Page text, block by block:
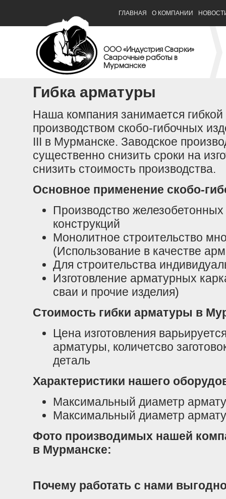
ГЛАВНАЯ О КОМПАНИИ
ООО «Индустрия Сварки»
Сварочные работы в
Мурманске
Гибка арматуры
Наша компания занимается
производством скобо-гибочных
III в Мурманске. Заводское
существенно снизить сроки на
снизить стоимость производства.
Основное применение скобо-
Производство
конструкций
Монолитное строительство
(Использование в качестве
Для строительства
Изготовление арматурных
сваи и прочие изделия)
Стоимость гибки арматуры в
Цена изготовления
арматуры, количетсво
деталь
Характеристики нашего
Максимальный диаметр
Максимальный диаметр
Фото производимых нашей
в Мурманске:
Почему работать с нами